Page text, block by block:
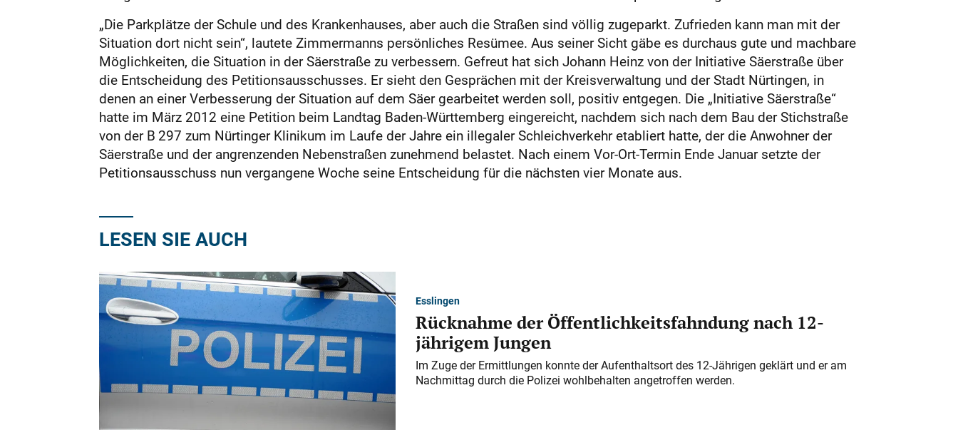
„Die Parkplätze der Schule und des Krankenhauses, aber auch die Straßen sind völlig zugeparkt. Zufrieden kann man mit der
Situation dort nicht sein“, lautete Zimmermanns persönliches Resümee. Aus seiner Sicht gäbe es durchaus gute und machbare
Möglichkeiten, die Situation in der Säerstraße zu verbessern. Gefreut hat sich Johann Heinz von der Initiative Säerstraße über
die Entscheidung des Petitionsausschusses. Er sieht den Gesprächen mit der Kreisverwaltung und der Stadt Nürtingen, in
denen an einer Verbesserung der Situation auf dem Säer gearbeitet werden soll, positiv entgegen. Die „Initiative Säerstraße“
hatte im März 2012 eine Petition beim Landtag Baden-Württemberg eingereicht, nachdem sich nach dem Bau der Stichstraße
von der B 297 zum Nürtinger Klinikum im Laufe der Jahre ein illegaler Schleichverkehr etabliert hatte, der die Anwohner der
Säerstraße und der angrenzenden Nebenstraßen zunehmend belastet. Nach einem Vor-Ort-Termin Ende Januar setzte der
Petitionsausschuss nun vergangene Woche seine Entscheidung für die nächsten vier Monate aus.
LESEN SIE AUCH
Esslingen
Rücknahme der Öffentlichkeitsfahndung nach 12-
jährigem Jungen
Im Zuge der Ermittlungen konnte der Aufenthaltsort des 12-Jährigen geklärt und er am
Nachmittag durch die Polizei wohlbehalten angetroffen werden.